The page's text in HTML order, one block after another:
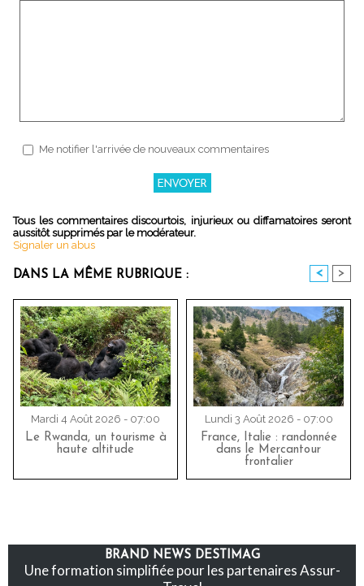
Me notifier l'arrivée de nouveaux commentaires
Tous les commentaires discourtois, injurieux ou diffamatoires seront
aussitôt supprimés par le modérateur.
Signaler un abus
DANS LA MÊME RUBRIQUE : < >
Mardi 4 Août 2026 - 07:00
Le Rwanda, un tourisme à
haute altitude
Lundi 3 Août 2026 - 07:00
France, Italie : randonnée
dans le Mercantour
frontalier
BRAND NEWS DESTIMAG
Une formation simplifiée pour les partenaires Assur-